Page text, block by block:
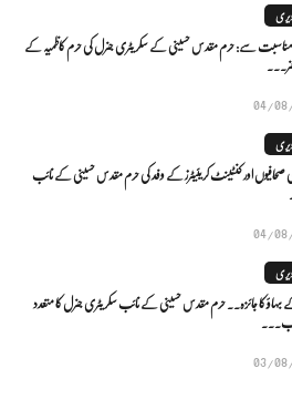
سے: حرم مقدس حسینی کے سکریٹری جنرل کی حرم کاظمیہ کے
04/
صحافیوں اور کنٹینٹ کریئیٹرز کے وفد کی حرم مقدس حسینی کے نائب
04/
کا جائزہ.. حرم مقدس حسینی کے نائب سکریٹری جنرل کا متعدد
03/